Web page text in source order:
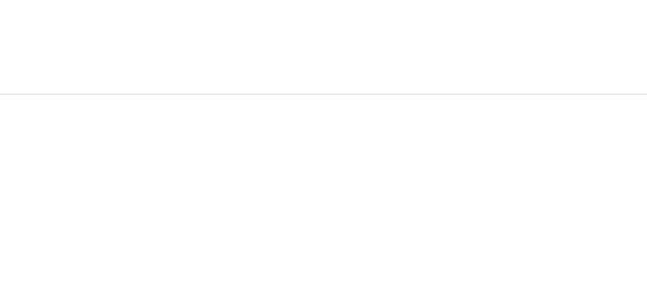
раздел и условия продвижения локальных
обновить раздел для продажи продукции локальных дизайнерских
Бренды также получат маркетинговую…